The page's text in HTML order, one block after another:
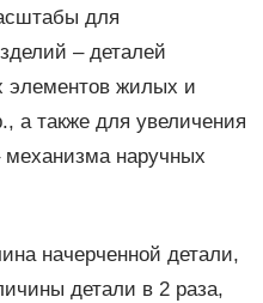
для
– деталей
элементов жилых и
а также для увеличения
механизма наручных
начерченной детали,
детали в 2 раза,